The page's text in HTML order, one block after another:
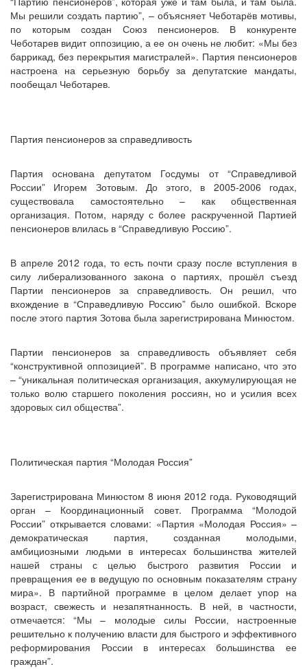
Мы решили создать партию”, – объясняет Чеботарёв мотивы,
по которым создан Союз пенсионеров. В конкуренте
Чеботарев видит оппозицию, а ее он очень не любит: «Мы без
баррикад, без перекрытия магистралей». Партия пенсионеров
настроена на серьезную борьбу за депутатские мандаты,
пообещал Чеботарев.
Партия пенсионеров за справедливость
Партия основана депутатом Госдумы от “Справедливой
России” Игорем Зотовым. До этого, в 2005-2006 годах,
существовала самостоятельно – как общественная
организация. Потом, наряду с более раскрученной Партией
пенсионеров влилась в “Справедливую Россию”.
В апреле 2012 года, то есть почти сразу после вступления в
силу либерализованного закона о партиях, прошёл съезд
Партии пенсионеров за справедливость. Он решил, что
вхождение в “Справедливую Россию” было ошибкой. Вскоре
после этого партия Зотова была зарегистрирована Минюстом.
Партии пенсионеров за справедливость объявляет себя
“конструктивной оппозицией”. В программе написано, что это
– “уникальная политическая организация, аккумулирующая не
только волю старшего поколения россиян, но и усилия всех
здоровых сил общества”.
Политическая партия “Молодая Россия”
Зарегистрирована Минюстом 8 июня 2012 года. Руководящий
орган – Координационный совет. Программа “Молодой
России” открывается словами: «Партия «Молодая Россия» –
демократическая партия, созданная молодыми,
амбициозными людьми в интересах большинства жителей
нашей страны с целью быстрого развития России и
превращения ее в ведущую по основным показателям страну
мира». В партийной программе в целом делает упор на
возраст, свежесть и незапятнанность. В ней, в частности,
отмечается: “Мы – молодые силы России, настроенные
решительно к получению власти для быстрого и эффективного
реформирования России в интересах большинства ее
граждан”.